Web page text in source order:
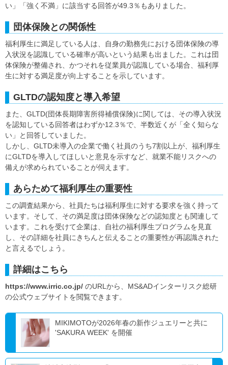
い」「強く不満」に該当する回答が49.3％もありました。
団体保険との関係性
福利厚生に満足している人は、自身の勤務先における団体保険の導
入状況を認識している確率が高いという結果も出ました。これは団
体保険が整備され、かつそれを従業員が認識している場合、福利厚
生に対する満足度が向上することを示しています。
GLTDの認知度と導入希望
また、GLTD(団体長期障害所得補償保険)に関しては、その導入状況
を認知している回答者はわずか12.3％で、半数近くが「全く知らな
い」と回答していました。
しかし、GLTD未導入の企業で働く社員のうち7割以上が、福利厚生
にGLTDを導入してほしいと意見を示すなど、就業不能リスクへの
備えが求められていることが伺えます。
あらためて福利厚生の重要性
この調査結果から、社員たちは福利厚生に対する要求を強く持って
います。そして、その満足度は団体保険などの認知度とも関連して
います。これを受けて企業は、自社の福利厚生プログラムを見直
し、その詳細を社員にきちんと伝えることの重要性が再認識された
と言えるでしょう。
詳細はこちら
https://www.irric.co.jp/ のURLから、MS&ADインターリスク総研
の公式ウェブサイトを閲覧できます。
MIKIMOTOが2026年春の新作ジュエリーと共に
'SAKURA WEEK' を開催